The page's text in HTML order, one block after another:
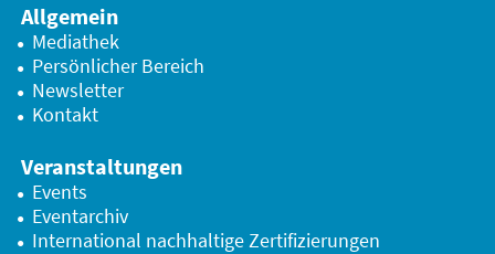
Allgemein
Mediathek
Persönlicher Bereich
Newsletter
Kontakt
Veranstaltungen
Events
Eventarchiv
International nachhaltige Zertifizierungen